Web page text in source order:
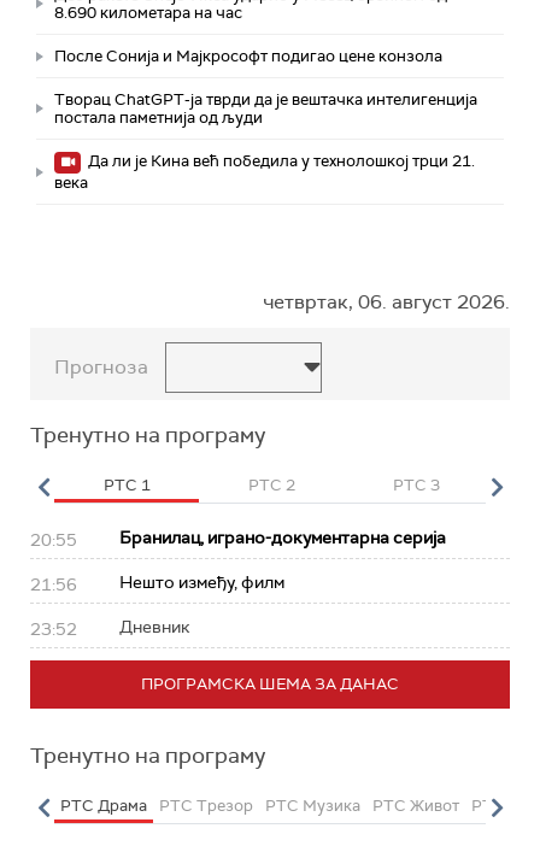
8.690 километара на час
После Сонија и Мајкрософт подигао цене конзола
Творац ChatGPT-ја тврди да је вештачка интелигенција
постала паметнија од људи
Да ли је Кина већ победила у технолошкој трци 21.
века
четвртак, 06. август 2026.
Прогноза
Тренутно на програму
РТС 1 РТС 2 РТС 3
20:55 Бранилац, играно-документарна серија
21:56 Нешто између, филм
23:52 Дневник
ПРОГРАМСКА ШЕМА ЗА ДАНАС
Тренутно на програму
РТС Драма РТС Трезор РТС Музика РТС Живот РТС